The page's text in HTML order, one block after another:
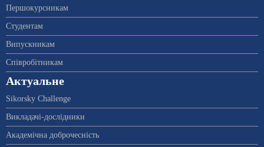
Першокурсникам
Студентам
Випускникам
Співробітникам
Актуальне
Sikorsky Challenge
Викладачі-дослідники
Академічна доброчесність